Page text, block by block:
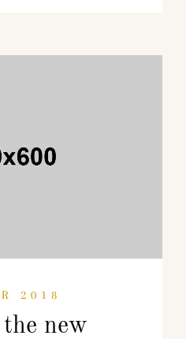
2018
new